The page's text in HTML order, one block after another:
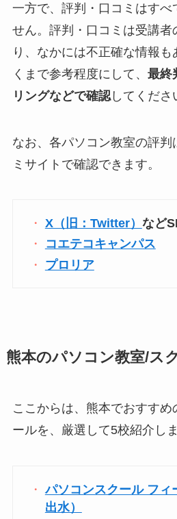
一方で、評判・口コミはすべ
せん。評判・口コミは受講者
り、なかには不正確な情報
くまで参考程度にして、 最終
リングなどで確認してくださ
なお、各パソコン教室の評判
ミサイトで確認できます。
X（旧：Twitter） など
コエテコキャンパス
プロリア
熊本のパソコン教室/ス
ここからは、熊本でおすすめ
ールを、厳選して5校紹介しま
パソコンスクール フィ
出水）